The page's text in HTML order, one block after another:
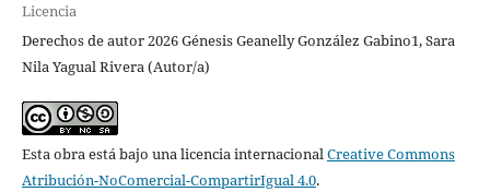
Licencia
Derechos de autor 2026 Génesis Geanelly González Gabino1, Sara
Nila Yagual Rivera (Autor/a)
Esta obra está bajo una licencia internacionalCreative Commons
Atribución-NoComercial-CompartirIgual 4.0.